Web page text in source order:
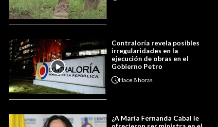
Contraloría revela posibles
irregularidades en la
ejecución de obras en el
Gobierno Petro
Hace8 horas
¿A María Fernanda Cabal le